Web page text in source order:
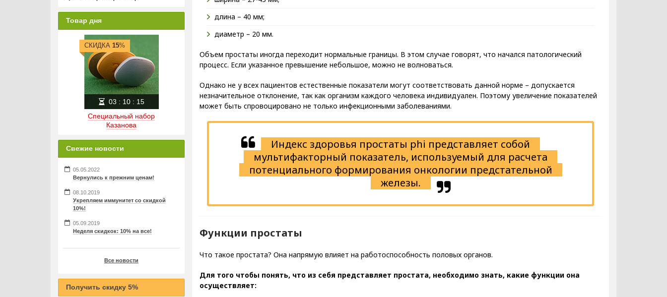
длина – 40 мм;
диаметр – 20 мм.
Объем простаты иногда переходит нормальные границы. В этом случае говорят, что начался патологический
процесс. Если указанное превышение небольшое, можно не волноваться.
Однако не у всех пациентов естественные показатели могут соответствовать данной норме – допускается
незначительное отклонение, так как организм каждого человека индивидуален. Поэтому увеличение показателей
может быть спровоцировано не только инфекционными заболеваниями.
Индекс здоровья простаты phi представляет собой
мультифакторный показатель, используемый для расчета
потенциального формирования онкологии предстательной
железы.
Функции простаты
Что такое простата? Она напрямую влияет на работоспособность половых органов.
Для того чтобы понять, что из себя представляет простата, необходимо знать, какие функции она
осуществляет:
Товар дня
Специальный набор
Казанова
СКИДКА 15%
03: 10: 14
Свежие новости
05.05.2022
Вернулись к прежним ценам!
08.10.2019
Укрепляем иммунитет со скидкой
10%!
05.09.2019
Неделя скидкок: 10% на все!
Все новости
Получить скидку 5%